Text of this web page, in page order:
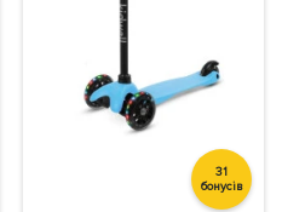
31
бонусів